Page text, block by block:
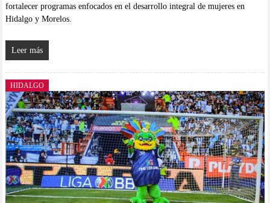
fortalecer programas enfocados en el desarrollo integral de mujeres en
Hidalgo y Morelos.
Leer más
HIDALGO